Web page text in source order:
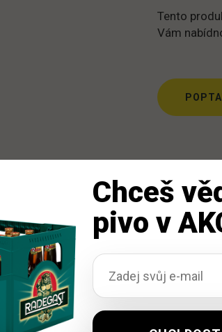
Tento
Vám
Chceš
pivo v